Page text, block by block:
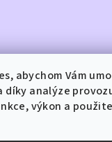
abychom Vám
díky analýze
výkon a